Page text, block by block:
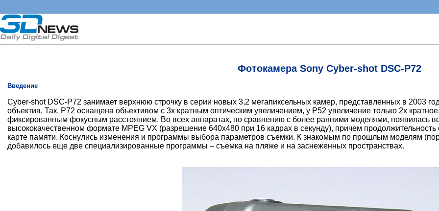
Фотокамера Sony Cyber-shot DSC-P72
Введение
Cyber-shot DSC-P72 занимает верхнюю строчку в серии новых 3,2 мегапиксельных камер, представленных в 2003
объектив. Так, Р72 оснащена объективом с 3х кратным оптическим увеличением, у Р52 увеличение только 2х
фиксированным фокусным расстоянием. Во всех аппаратах, по сравнению с более ранними моделями, появилась
высококачественном формате MPEG VX (разрешение 640x480 при 16 кадрах в секунду), причем
карте памяти. Коснулись изменения и программы выбора параметров съемки. К знакомым по прошлым моделям
добавилось еще две специализированные программы – съемка на пляже и на заснеженных пространствах.